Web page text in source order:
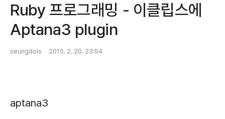
Ruby 프로그래밍 - 이클립스에
Aptana3 plugin
seungdols 2015. 2. 20. 23:54
aptana3